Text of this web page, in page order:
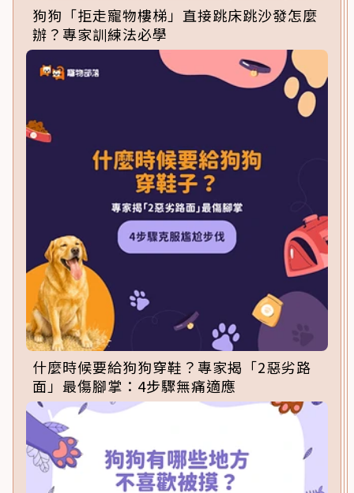
狗狗「拒走寵物樓梯」直接跳床跳沙發怎麼
辦？專家訓練法必學
什麼時候要給狗狗穿鞋？專家揭「2惡劣路
面」最傷腳掌：4步驟無痛適應